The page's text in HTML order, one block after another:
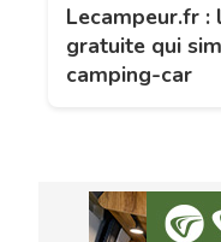
Lecampeur.fr :
gratuite qui
camping-car